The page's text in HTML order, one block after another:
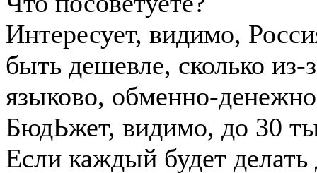
Интересует, видимо,
быть дешевле, сколько из-
языково, обменно-
БюдЬжет, видимо, до 30
Если каждый будет